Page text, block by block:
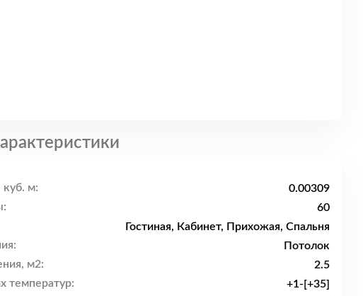
куб. м:
0.00309
60
Гостиная, Кабинет, Прихожая, Спальня
Потолок
м2:
2.5
температур:
+1-[+35]